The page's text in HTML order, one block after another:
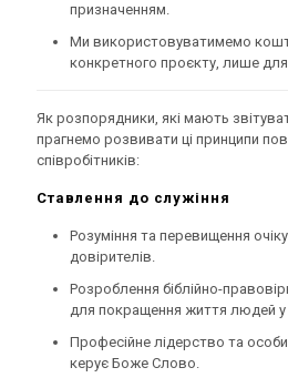
призначенням.
Ми використовуватимемо
конкретного проєкту, лише
Як розпорядники, які мають
прагнемо розвивати ці принципи
співробітників:
Ставлення до служіння
Розуміння та перевищення
довірителів.
Розроблення біблійно-
для покращення життя людей у
Професійне лідерство та
керує Боже Слово.